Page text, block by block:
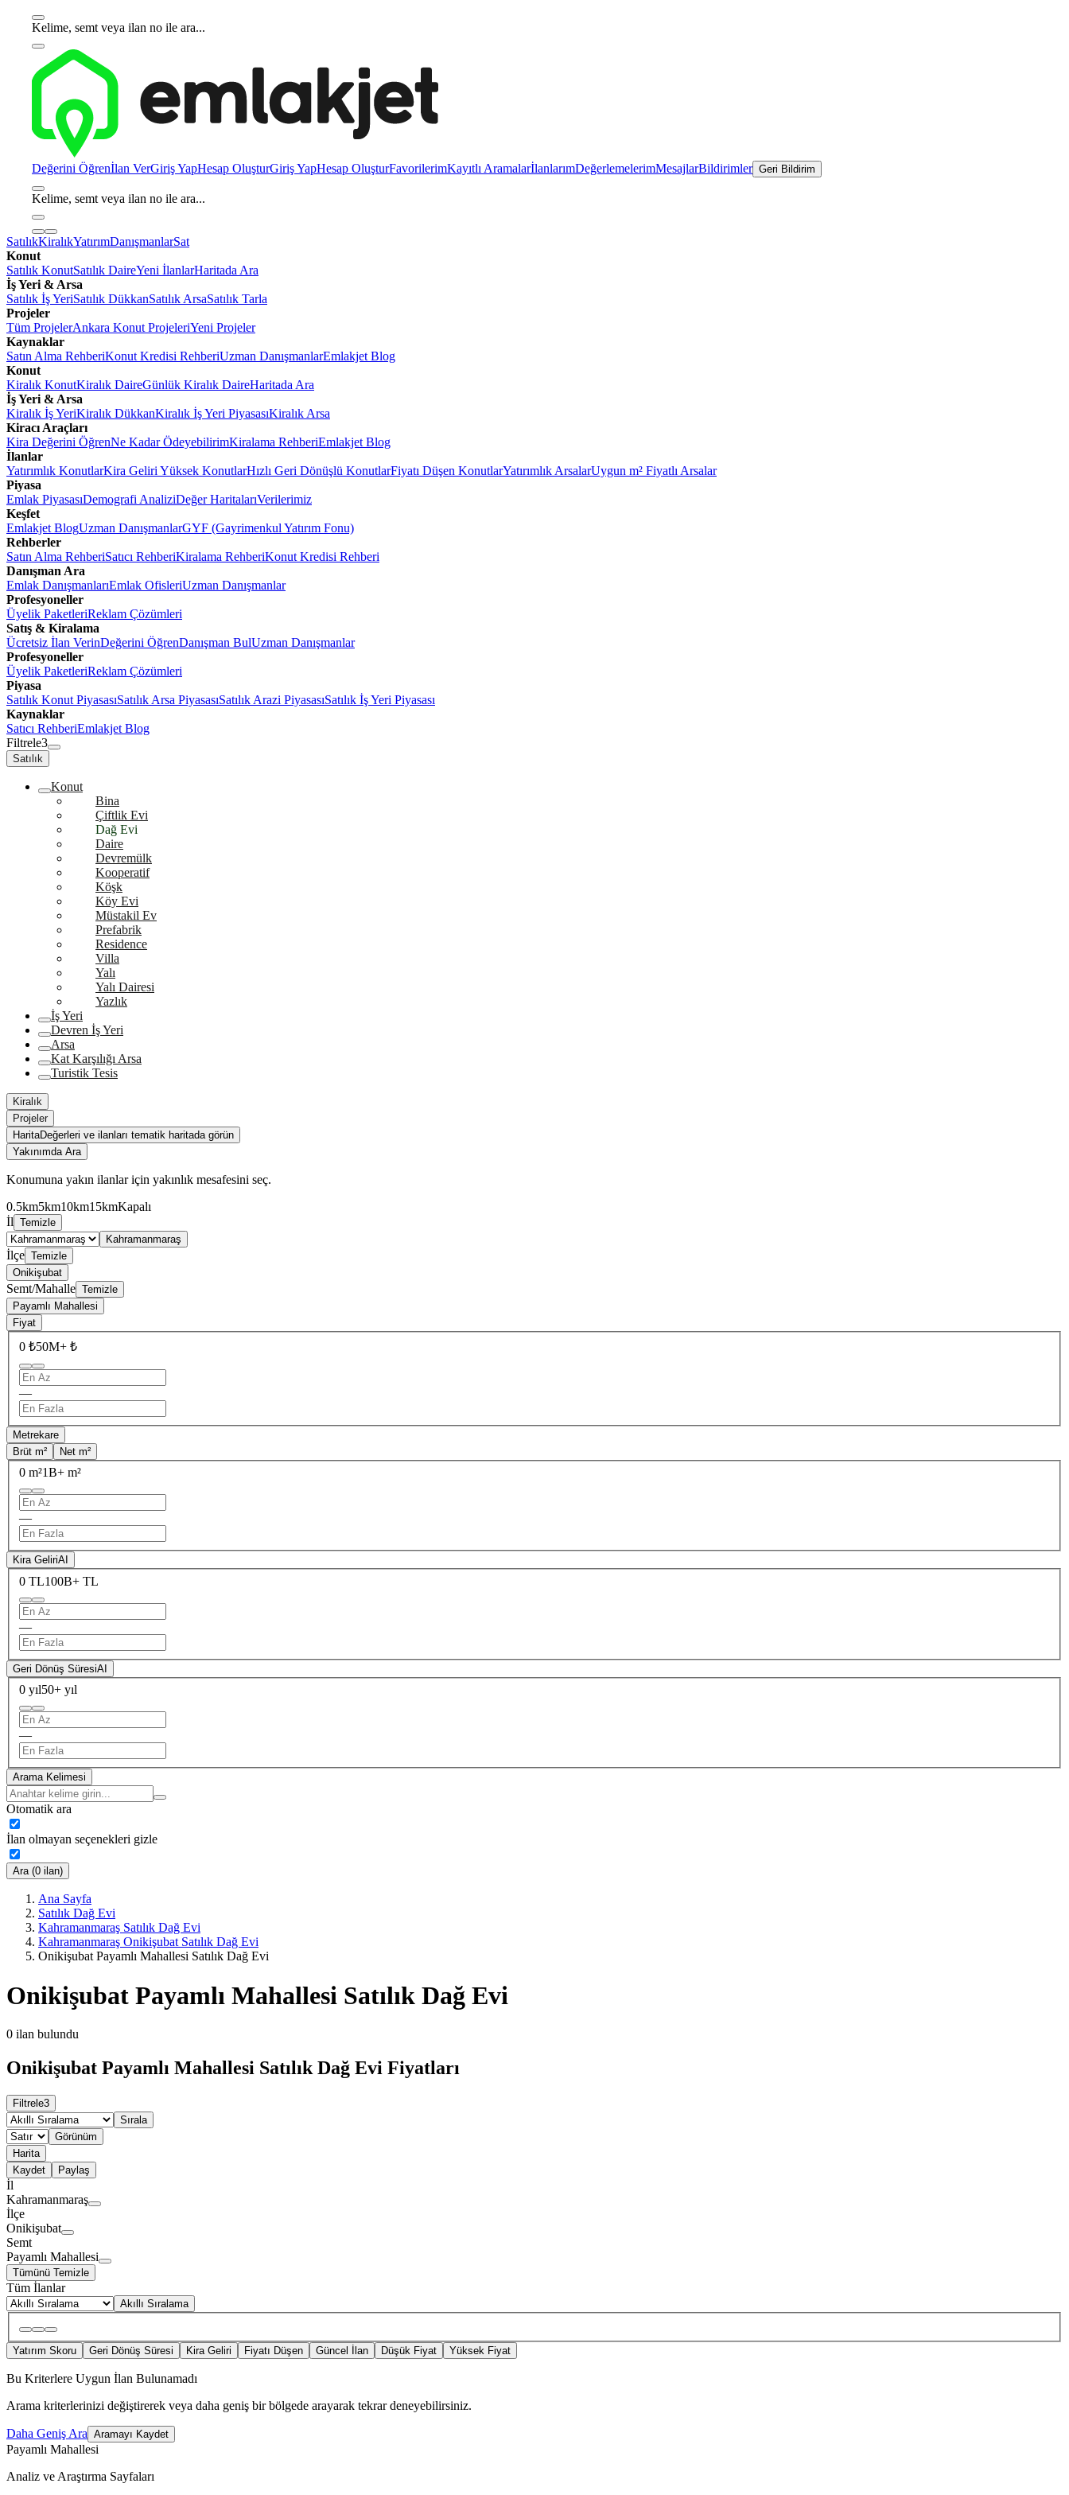
Kelime, semt veya ilan no ile ara...
Değerini Öğrenİlan VerGiriş YapHesap OluşturGiriş YapHesap OluşturFavorilerimKayıtlı AramalarİlanlarımDeğerlemelerimMesajlarBildirimler Geri Bildirim
Kelime, semt veya ilan no ile ara...
SatılıkKiralıkYatırımDanışmanlarSat
Konut
Satılık KonutSatılık DaireYeni İlanlarHaritada Ara
İş Yeri & Arsa
Satılık İş YeriSatılık DükkanSatılık ArsaSatılık Tarla
Projeler
Tüm ProjelerAnkara Konut ProjeleriYeni Projeler
Kaynaklar
Satın Alma RehberiKonut Kredisi RehberiUzman DanışmanlarEmlakjet Blog
Konut
Kiralık KonutKiralık DaireGünlük Kiralık DaireHaritada Ara
İş Yeri & Arsa
Kiralık İş YeriKiralık DükkanKiralık İş Yeri PiyasasıKiralık Arsa
Kiracı Araçları
Kira Değerini ÖğrenNe Kadar ÖdeyebilirimKiralama RehberiEmlakjet Blog
İlanlar
Yatırımlık KonutlarKira Geliri Yüksek KonutlarHızlı Geri Dönüşlü KonutlarFiyatı Düşen KonutlarYatırımlık ArsalarUygun m² Fiyatlı Arsalar
Piyasa
Emlak PiyasasıDemografi AnaliziDeğer HaritalarıVerilerimiz
Keşfet
Emlakjet BlogUzman DanışmanlarGYF (Gayrimenkul Yatırım Fonu)
Rehberler
Satın Alma RehberiSatıcı RehberiKiralama RehberiKonut Kredisi Rehberi
Danışman Ara
Emlak DanışmanlarıEmlak OfisleriUzman Danışmanlar
Profesyoneller
Üyelik PaketleriReklam Çözümleri
Satış & Kiralama
Ücretsiz İlan VerinDeğerini ÖğrenDanışman BulUzman Danışmanlar
Profesyoneller
Üyelik PaketleriReklam Çözümleri
Piyasa
Satılık Konut PiyasasıSatılık Arsa PiyasasıSatılık Arazi PiyasasıSatılık İş Yeri Piyasası
Kaynaklar
Satıcı RehberiEmlakjet Blog
Filtrele3
Satılık
Konut
Bina
Çiftlik Evi
Dağ Evi
Daire
Devremülk
Kooperatif
Köşk
Köy Evi
Müstakil Ev
Prefabrik
Residence
Villa
Yalı
Yalı Dairesi
Yazlık
İş Yeri
Devren İş Yeri
Arsa
Kat Karşılığı Arsa
Turistik Tesis
Kiralık
Projeler
HaritaDeğerleri ve ilanları tematik haritada görün
Yakınımda Ara
Konumuna yakın ilanlar için yakınlık mesafesini seç.
0.5km5km10km15kmKapalı
İl Temizle
Kahramanmaraş
İlçe Temizle
Onikişubat
Semt/Mahalle Temizle
Payamlı Mahallesi
Fiyat
0 ₺50M+ ₺
—
Metrekare
Brüt m²
Net m²
0 m²1B+ m²
—
Kira GeliriAI
0 TL100B+ TL
—
Geri Dönüş SüresiAI
0 yıl50+ yıl
—
Arama Kelimesi
Otomatik ara
İlan olmayan seçenekleri gizle
Ara (0 ilan)
Ana Sayfa
Satılık Dağ Evi
Kahramanmaraş Satılık Dağ Evi
Kahramanmaraş Onikişubat Satılık Dağ Evi
Onikişubat Payamlı Mahallesi Satılık Dağ Evi
Onikişubat Payamlı Mahallesi Satılık Dağ Evi
0 ilan bulundu
Onikişubat Payamlı Mahallesi Satılık Dağ Evi Fiyatları
Filtrele3
Sırala
Görünüm
Harita
Kaydet
Paylaş
İl
Kahramanmaraş
İlçe
Onikişubat
Semt
Payamlı Mahallesi
Tümünü Temizle
Tüm İlanlar
Akıllı Sıralama
Yatırım Skoru Geri Dönüş Süresi Kira Geliri Fiyatı Düşen Güncel İlan Düşük Fiyat Yüksek Fiyat
Bu Kriterlere Uygun İlan Bulunamadı
Arama kriterlerinizi değiştirerek veya daha geniş bir bölgede arayarak tekrar deneyebilirsiniz.
Daha Geniş Ara Aramayı Kaydet
Payamlı Mahallesi
Analiz ve Araştırma Sayfaları